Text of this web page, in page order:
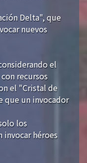
Delta", que
nuevos
el
recursos
el "Cristal de
que un invocador
los
invocar héroes